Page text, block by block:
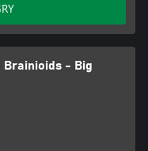
Brainioids - Big